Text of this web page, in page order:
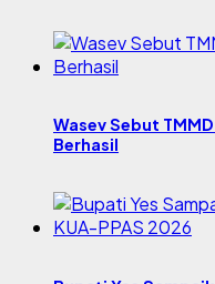
Wasev Sebut
Berhasil